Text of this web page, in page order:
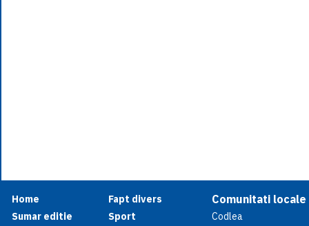
Home
Sumar editie
Fapt divers
Sport
Comunitati locale
Codlea